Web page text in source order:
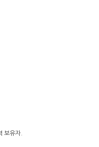
보유자.